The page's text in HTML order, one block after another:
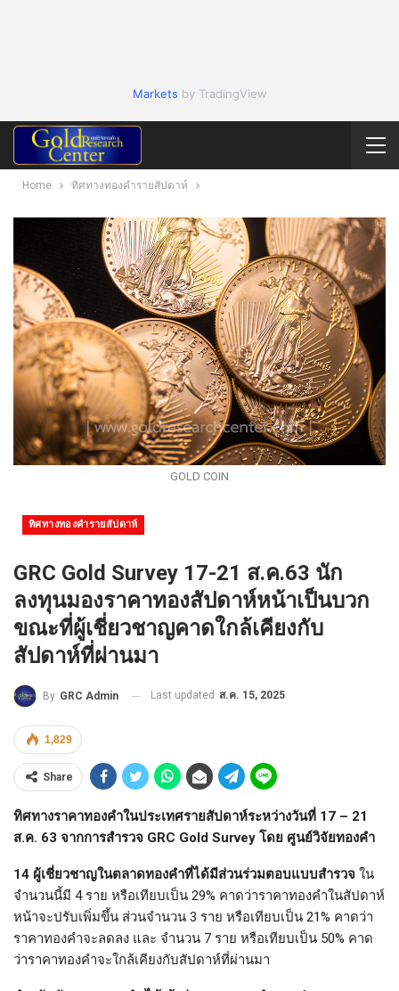
Markets by TradingView
Home ทิศทางทองคำรายสัปดาห์
GOLD COIN
ทิศทางทองคำรายสัปดาห์
GRC Gold Survey 17-21 ส.ค.63 นัก
ลงทุนมองราคาทองสัปดาห์หน้าเป็นบวก
ขณะที่ผู้เชี่ยวชาญคาดใกล้เคียงกับ
สัปดาห์ที่ผ่านมา
By GRC Admin Last updated ส.ค. 15, 2025
1,829
Share
ทิศทางราคาทองคำในประเทศรายสัปดาห์ระหว่างวันที่ 17 – 21
ส.ค. 63 จากการสำรวจ GRC Gold Survey โดย ศูนย์วิจัยทองคำ
14 ผู้เชี่ยวชาญในตลาดทองคำที่ได้มีส่วนร่วมตอบแบบสำรวจ ใน
จำนวนนี้มี 4 ราย หรือเทียบเป็น 29% คาดว่าราคาทองคำในสัปดาห์
หน้าจะปรับเพิ่มขึ้น ส่วนจำนวน 3 ราย หรือเทียบเป็น 21% คาดว่า
ราคาทองคำจะลดลง และ จำนวน 7 ราย หรือเทียบเป็น 50% คาด
ว่าราคาทองคำจะใกล้เคียงกับสัปดาห์ที่ผ่านมา